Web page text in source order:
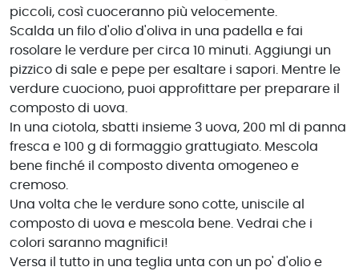
piccoli, così cuoceranno più velocemente.
Scalda un filo d'olio d'oliva in una padella e fai
rosolare le verdure per circa 10 minuti. Aggiungi un
pizzico di sale e pepe per esaltare i sapori. Mentre le
verdure cuociono, puoi approfittare per preparare il
composto di uova.
In una ciotola, sbatti insieme 3 uova, 200 ml di panna
fresca e 100 g di formaggio grattugiato. Mescola
bene finché il composto diventa omogeneo e
cremoso.
Una volta che le verdure sono cotte, uniscile al
composto di uova e mescola bene. Vedrai che i
colori saranno magnifici!
Versa il tutto in una teglia unta con un po' d'olio e